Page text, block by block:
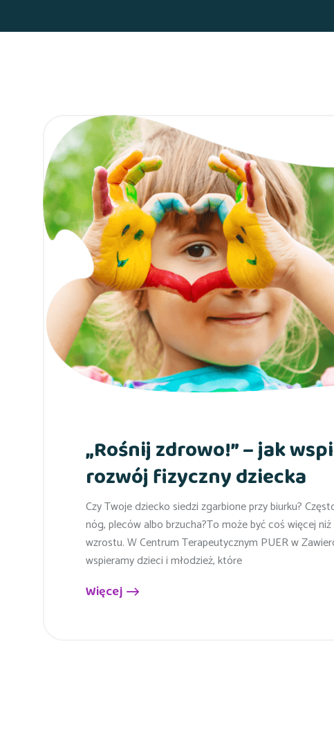
„Rośnij zdrowo!” – jak
rozwój fizyczny dziecka
Czy Twoje dziecko siedzi zgarbione przy biurku?
nóg, pleców albo brzucha?To może być coś więcej
wzrostu. W Centrum Terapeutycznym PUER w
wspieramy dzieci i młodzież, które
Więcej